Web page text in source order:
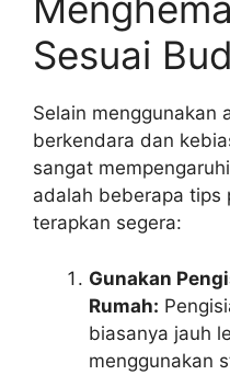
Sesuai
Selain menggunakan
berkendara dan
sangat
adalah beberapa tips
terapkan segera:
Gunakan
Rumah:
biasanya jauh
menggunakan